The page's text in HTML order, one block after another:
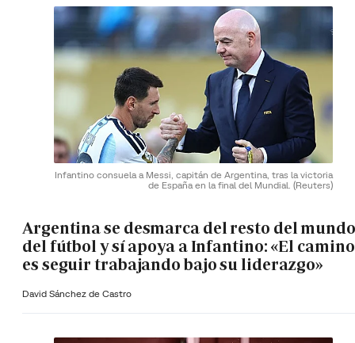
Infantino consuela a Messi, capitán de Argentina, tras la victoria
de España en la final del Mundial. (Reuters)
Argentina se desmarca del resto del mundo
del fútbol y sí apoya a Infantino: «El camino
es seguir trabajando bajo su liderazgo»
David Sánchez de Castro